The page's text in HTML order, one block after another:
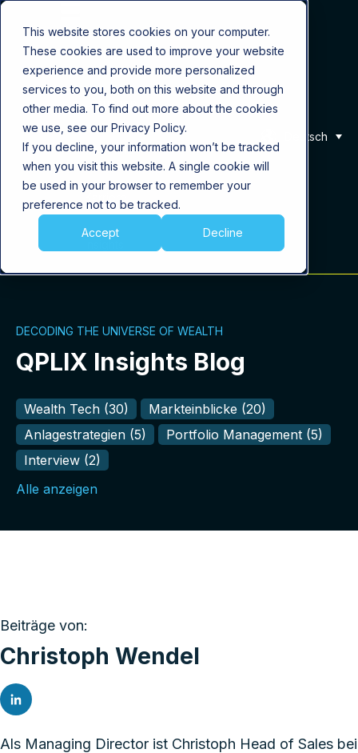
This website stores cookies on your computer.
These cookies are used to improve your website
experience and provide more personalized
services to you, both on this website and through
other media. To find out more about the cookies
we use, see our Privacy Policy.
If you decline, your information won’t be tracked
when you visit this website. A single cookie will
be used in your browser to remember your
preference not to be tracked.
Accept Decline
Produkt
Lösungen
Über uns
Karriere
Deutsch
DECODING THE UNIVERSE OF WEALTH
QPLIX Insights Blog
Wealth Tech (30) Markteinblicke (20)
Anlagestrategien (5) Portfolio Management (5)
Interview (2)
Alle anzeigen
Beiträge von:
Christoph Wendel
Als Managing Director ist Christoph Head of Sales bei